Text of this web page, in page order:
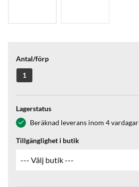
Antal/förp
1
Lagerstatus
Beräknad leverans inom 4 vardagar
Tillgänglighet i butik